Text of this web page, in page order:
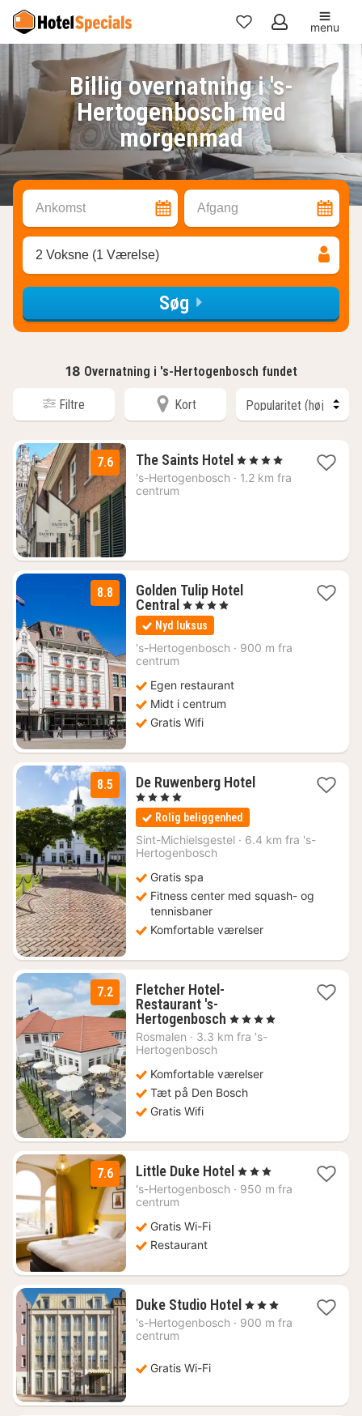
Mine
favoritter
menu
Billig overnatning i 's-
Hertogenbosch med
morgenmad
Ankomst Afgang
2 Voksne (1 Værelse)
Søg
18 Overnatning i 's-Hertogenbosch fundet
Filtre Kort
7.6 The Saints Hotel 1
nat
, 4 Stjerner
's-Hertogenbosch · 1.2 km fra
centrum
8.8
Golden Tulip Hotel
Central 1
nat
fra
1047
, 4 Stjerner
Nyd luksus
's-Hertogenbosch · 900 m fra
centrum
Egen restaurant
Midt i centrum
Gratis Wifi
8.5 De Ruwenberg Hotel1
kr.
, 4 Stjerner
Rolig beliggenhed
Sint-Michielsgestel · 6.4 km fra 's-
Hertogenbosch
Gratis spa
Fitness center med squash- og
tennisbaner
Komfortable værelser
7.2
Fletcher Hotel-
Restaurant 's-
Hertogenbosch 1
nat
kr.
, 4 Stjerner
Rosmalen · 3.3 km fra 's-
Hertogenbosch
Komfortable værelser
Tæt på Den Bosch
Gratis Wifi
7.6 Little Duke Hotel 1
nat
, 3 Stjerner
's-Hertogenbosch · 950 m fra
centrum
Gratis Wi-Fi
Restaurant
Duke Studio Hotel 1
nat
, 3 Stjerner
's-Hertogenbosch · 900 m fra
centrum
Gratis Wi-Fi